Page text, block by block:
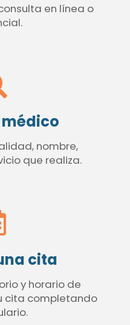
en línea o
médico
nombre,
que realiza.
cita
y horario de
cita completando